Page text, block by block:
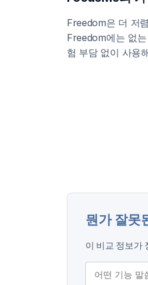
Freedom은 더 저
Freedom에는 없
험 부담 없이 사용
뭔가 잘못
이 비교 정보가